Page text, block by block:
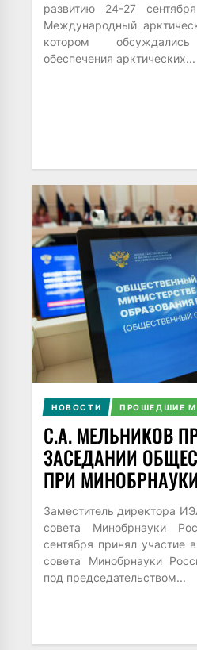
развитию 24-27
Международный
котором
обеспечения арктических...
НОВОСТИ ПРОШЕДШИЕ
С.А. МЕЛЬНИКОВ
ЗАСЕДАНИИ
ПРИ
Заместитель директора
совета Минобрнауки
сентября принял участие
совета Минобрнауки
под председательством...